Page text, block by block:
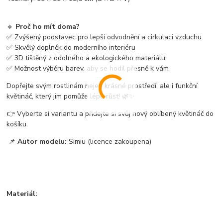
🔹 Proč ho mít doma?
✅ Zvýšený podstavec pro lepší odvodnění a cirkulaci vzduchu
✅ Skvělý doplněk do moderního interiéru
✅ 3D tištěný z odolného a ekologického materiálu
✅ Možnost výběru barev, aby se hodil přesně k vám
Dopřejte svým rostlinám nejen krásné prostředí, ale i funkční
květináč, který jim pomůže lépe růst! 🌿✨
👉 Vyberte si variantu a přidejte si svůj nový oblíbený květináč do
košíku.
📌Autor modelu: Simiu (licence zakoupena)
Materiál: